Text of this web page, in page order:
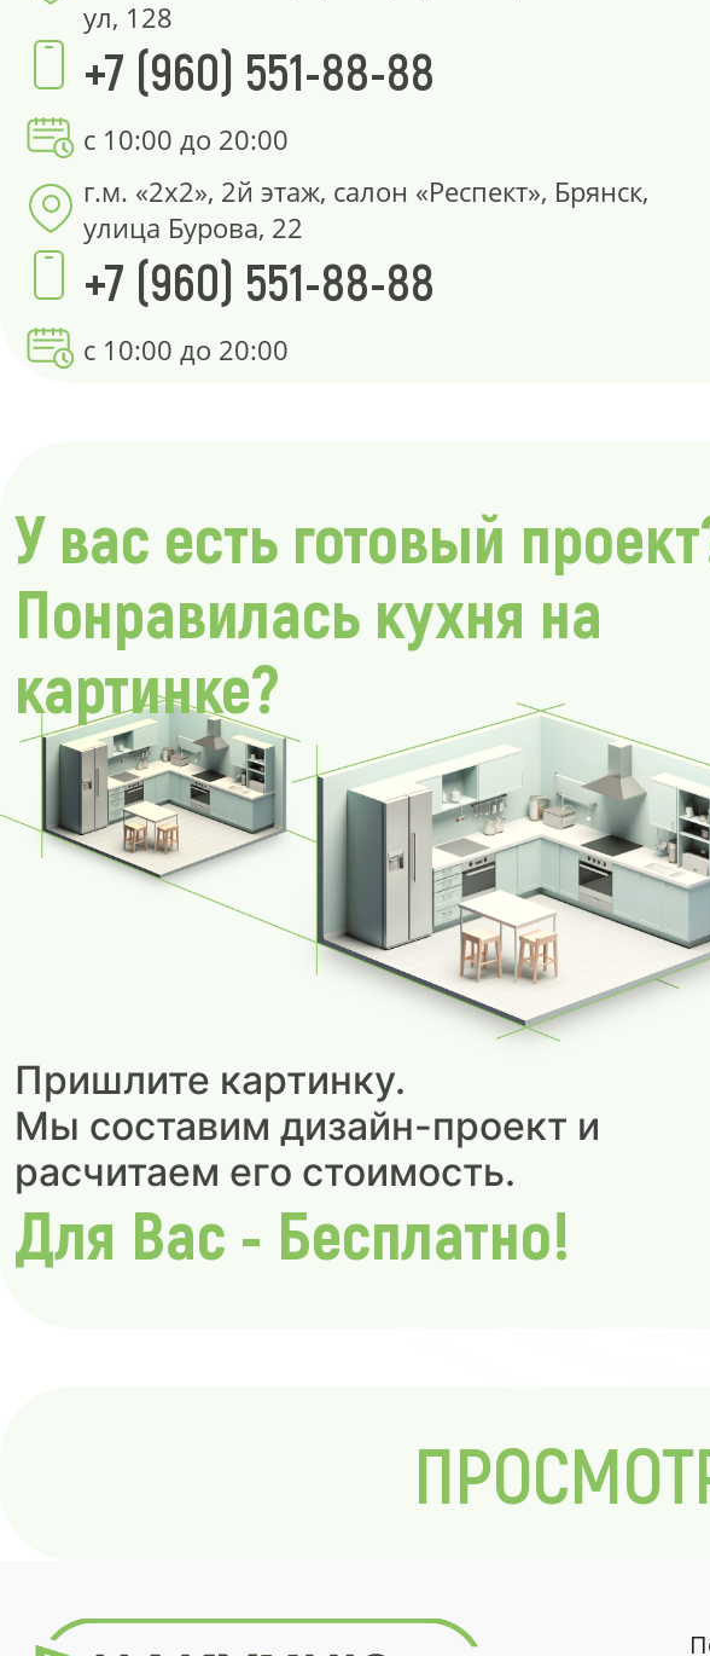
ул, 128
+7 (960) 551-88-88
с 10:00 до 20:00
г.м. «2х2», 2й этаж, салон «Респект», Брянск,
улица Бурова, 22
+7 (960) 551-88-88
с 10:00 до 20:00
У вас есть готовый
Понравилась кухня на
картинке?
Пришлите картинку.
Мы составим дизайн-проект и
расчитаем его стоимость.
Для Вас - Бесплатно!